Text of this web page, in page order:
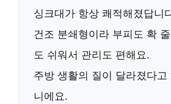
싱크대가 항상 쾌적해졌답니
건조 분쇄형이라 부피도 확
도 쉬워서 관리도 편해요.
주방 생활의 질이 달라졌다
니에요.